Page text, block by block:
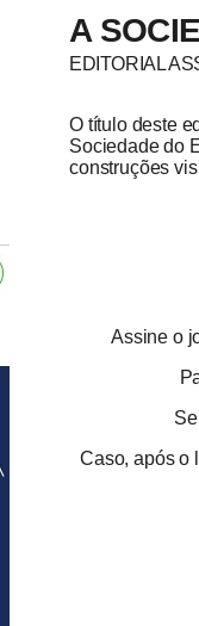
A
EDITORIAL
O título deste
Sociedade do
construções
Assine o
Caso, após o